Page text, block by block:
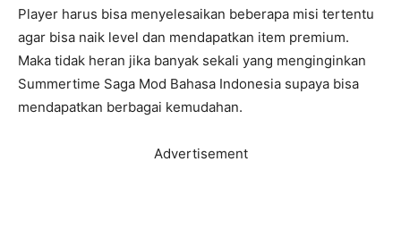
Player harus bisa menyelesaikan beberapa misi tertentu
agar bisa naik level dan mendapatkan item premium.
Maka tidak heran jika banyak sekali yang menginginkan
Summertime Saga Mod Bahasa Indonesia supaya bisa
mendapatkan berbagai kemudahan.
Advertisement